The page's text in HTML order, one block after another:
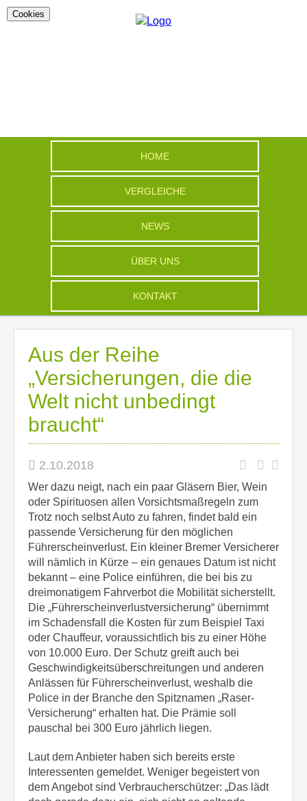
HOME
VERGLEICHE
NEWS
ÜBER UNS
KONTAKT
Aus der Reihe
„Versicherungen, die die
Welt nicht unbedingt
braucht“
2.10.2018
Wer dazu neigt, nach ein paar Gläsern Bier, Wein
oder Spirituosen allen Vorsichtsmaßregeln zum
Trotz noch selbst Auto zu fahren, findet bald ein
passende Versicherung für den möglichen
Führerscheinverlust. Ein kleiner Bremer Versicherer
will nämlich in Kürze – ein genaues Datum ist nicht
bekannt – eine Police einführen, die bei bis zu
dreimonatigem Fahrverbot die Mobilität sicherstellt.
Die „Führerscheinverlustversicherung“ übernimmt
im Schadensfall die Kosten für zum Beispiel Taxi
oder Chauffeur, voraussichtlich bis zu einer Höhe
von 10.000 Euro. Der Schutz greift auch bei
Geschwindigkeitsüberschreitungen und anderen
Anlässen für Führerscheinverlust, weshalb die
Police in der Branche den Spitznamen „Raser-
Versicherung“ erhalten hat. Die Prämie soll
pauschal bei 300 Euro jährlich liegen.
Laut dem Anbieter haben sich bereits erste
Interessenten gemeldet. Weniger begeistert von
dem Angebot sind Verbraucherschützer: „Das lädt
Cookies